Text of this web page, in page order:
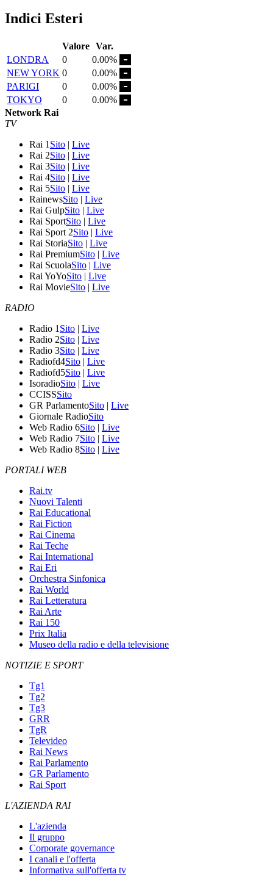
Indici Esteri
Valore Var.
LONDRA
0
0.00%
NEW YORK 0
0.00%
PARIGI
0
0.00%
TOKYO
0
0.00%
Network Rai
TV
Rai 1 Sito | Live
Rai 2Sito | Live
Rai 3Sito | Live
Rai 4Sito | Live
Rai 5Sito | Live
RainewsSito | Live
Rai GulpSito | Live
Rai SportSito | Live
Rai Sport 2Sito | Live
Rai StoriaSito | Live
Rai PremiumSito | Live
Rai ScuolaSito | Live
Rai YoYoSito | Live
Rai MovieSito | Live
RADIO
Radio 1 Sito | Live
Radio 2Sito | Live
Radio 3Sito | Live
Radiofd4Sito | Live
Radiofd5Sito | Live
IsoradioSito | Live
CCISSSito
GR ParlamentoSito | Live
Giornale RadioSito
Web Radio 6Sito | Live
Web Radio 7Sito | Live
Web Radio 8Sito | Live
PORTALI WEB
Rai.tv
Nuovi Talenti
Rai Educational
Rai Fiction
Rai Cinema
Rai Teche
Rai International
Rai Eri
Orchestra Sinfonica
Rai World
Rai Letteratura
Rai Arte
Rai 150
Prix Italia
Museo della radio e della televisione
NOTIZIE E SPORT
Tg1
Tg2
Tg3
GRR
TgR
Televideo
Rai News
Rai Parlamento
GR Parlamento
Rai Sport
L'AZIENDA RAI
L'azienda
Il gruppo
Corporate governance
I canali e l'offerta
Informativa sull'offerta tv